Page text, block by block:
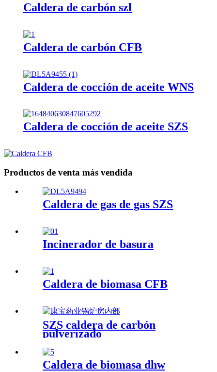
Caldera de carbón szl
Caldera de carbón CFB
Caldera de cocción de aceite WNS
Caldera de cocción de aceite SZS
Productos de venta más vendida
Caldera de gas de gas SZS
Incinerador de basura
Caldera de biomasa CFB
SZS caldera de carbón
pulverizado
Caldera de biomasa dhw